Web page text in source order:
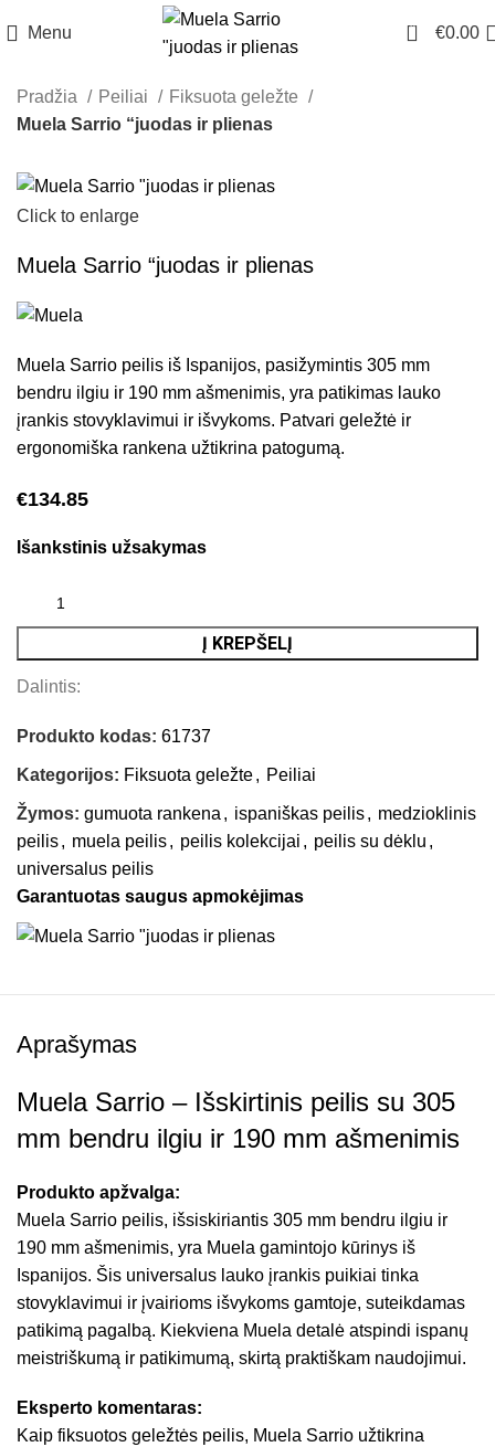
Menu 0 €0.00
Pradžia Peiliai
Fiksuota geležte
Muela Sarrio “juodas ir plienas
Click to enlarge
Muela Sarrio “juodas ir plienas
Muela Sarrio peilis iš Ispanijos, pasižymintis 305 mm
bendru ilgiu ir 190 mm ašmenimis, yra patikimas lauko
įrankis stovyklavimui ir išvykoms. Patvari geležtė ir
ergonomiška rankena užtikrina patogumą.
€134.85
Išankstinis užsakymas
Į KREPŠELĮ
Dalintis:
Produkto kodas:61737
Kategorijos: Fiksuota geležte, Peiliai
Žymos: gumuota rankena , ispaniškas peilis, medzioklinis
peilis, muela peilis, peilis kolekcijai , peilis su dėklu ,
universalus peilis
Garantuotas saugus apmokėjimas
Aprašymas
Muela Sarrio – Išskirtinis peilis su 305
mm bendru ilgiu ir 190 mm ašmenimis
Produkto apžvalga:
Muela Sarrio peilis, išsiskiriantis 305 mm bendru ilgiu ir
190 mm ašmenimis, yra Muela gamintojo kūrinys iš
Ispanijos. Šis universalus lauko įrankis puikiai tinka
stovyklavimui ir įvairioms išvykoms gamtoje, suteikdamas
patikimą pagalbą. Kiekviena Muela detalė atspindi ispanų
meistriškumą ir patikimumą, skirtą praktiškam naudojimui.
Eksperto komentaras:
Kaip fiksuotos geležtės peilis, Muela Sarrio užtikrina